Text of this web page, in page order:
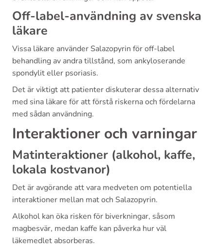
Off-label-användning av svenska
läkare
Vissa läkare använder Salazopyrin för off-label
behandling av andra tillstånd, som ankyloserande
spondylit eller psoriasis.
Det är viktigt att patienter diskuterar dessa alternativ
med sina läkare för att förstå riskerna och fördelarna
med sådan användning.
Interaktioner och varningar
Matinteraktioner (alkohol, kaffe,
lokala kostvanor)
Det är avgörande att vara medveten om potentiella
interaktioner mellan mat och Salazopyrin.
Alkohol kan öka risken för biverkningar, såsom
magbesvär, medan kaffe kan påverka hur väl
läkemedlet absorberas.